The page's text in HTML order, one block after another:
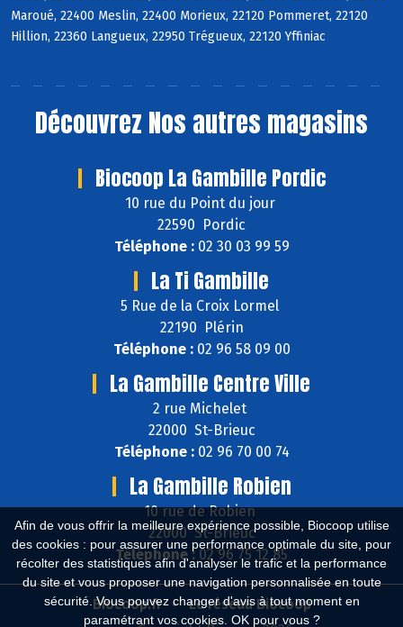
Afin de vous offrir la meilleure expérience possible, Biocoop utilise
des cookies : pour assurer une performance optimale du site, pour
récolter des statistiques afin d'analyser le trafic et la performance
du site et vous proposer une navigation personnalisée en toute
sécurité. Vous pouvez changer d'avis à tout moment en
paramétrant vos cookies. OK pour vous ?
Maroué, 22400 Meslin, 22400 Morieux, 22120 Pommeret, 22120
Hillion, 22360 Langueux, 22950 Trégueux, 22120 Yffiniac
Découvrez Nos autres magasins
Biocoop La Gambille Pordic
10 rue du Point du jour
22590 Pordic
Téléphone :02 30 03 99 59
La Ti Gambille
5 Rue de la Croix Lormel
22190 Plérin
Téléphone :02 96 58 09 00
La Gambille Centre Ville
2 rue Michelet
22000 St-Brieuc
Téléphone :02 96 70 00 74
La Gambille Robien
10 rue de Robien
22000 St-Brieuc
Téléphone : 02 96 75 12 85
Biocoop.fr
Le réseau Biocoop